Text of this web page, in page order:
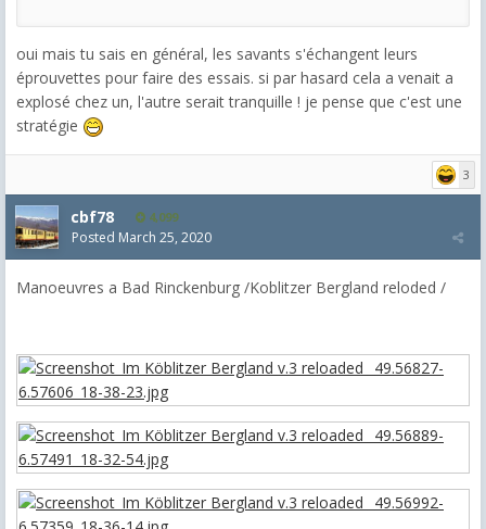
oui mais tu sais en général, les savants s'échangent leurs
éprouvettes pour faire des essais. si par hasard cela a venait a
explosé chez un, l'autre serait tranquille ! je pense que c'est une
stratégie
3
cbf78 4,099
Posted March 25, 2020
Manoeuvres a Bad Rinckenburg /Koblitzer Bergland reloded /